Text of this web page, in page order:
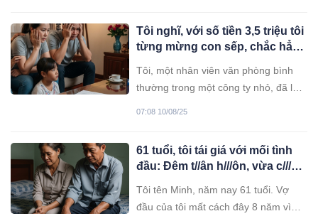
xe tải lao ra từ ngõ hẹp và tông thẳng
vào chiếc xe của cô.
Tôi nghĩ, với số tiền 3,5 triệu tôi
từng mừng con sếp, chắc hẳn
xứng, đúng không?
Tôi, một nhân viên văn phòng bình
thường trong một công ty nhỏ, đã làm
chung vẫn được lòng nhân viên vì
tính hào phóng. Năm đó, con trai sếp,
Minh, đậu vào một
07:08 10/08/25
61 tuổi, tôi tái giá với mối tình
đầu: Đêm t//ân h///ôn, vừa c///ởi
đ//au x//ót khi nhìn thấy…
Tôi tên Minh, năm nay 61 tuổi. Vợ
đầu của tôi mất cách đây 8 năm vì